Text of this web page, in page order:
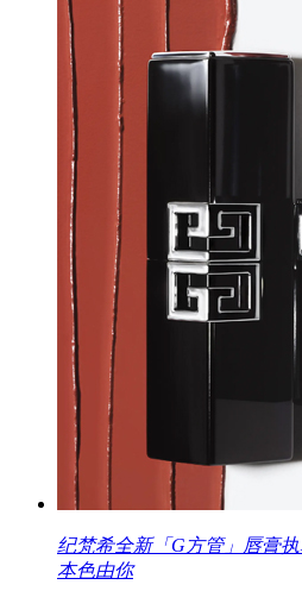
纪梵希全新「G方管」唇膏
本色由你